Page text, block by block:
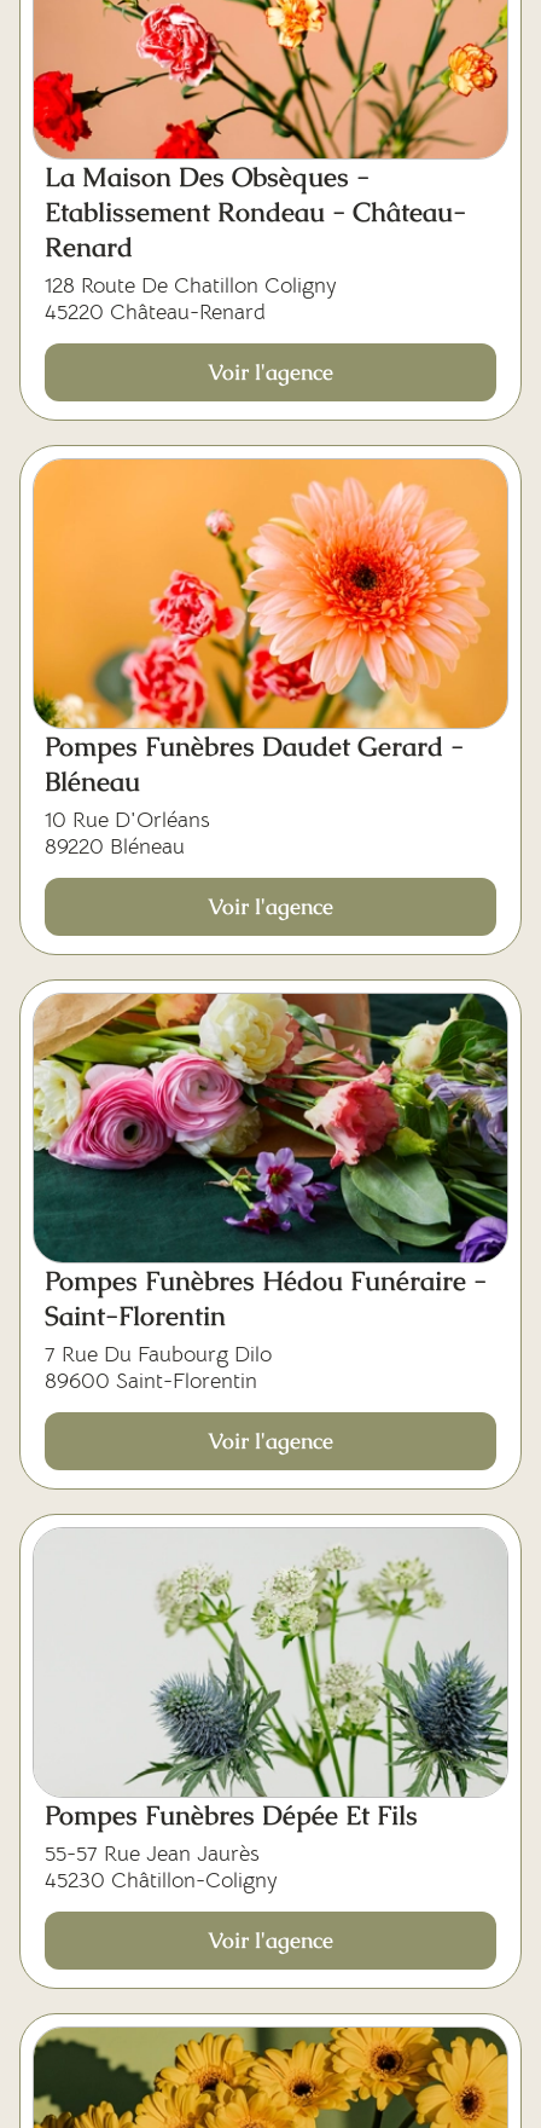
La Maison Des Obsèques -
Etablissement Rondeau - Château-
Renard
128 Route De Chatillon Coligny
45220 Château-Renard
Voir l'agence
Pompes Funèbres Daudet Gerard -
Bléneau
10 Rue D'Orléans
89220 Bléneau
Voir l'agence
Pompes Funèbres Hédou Funéraire -
Saint-Florentin
7 Rue Du Faubourg Dilo
89600 Saint-Florentin
Voir l'agence
Pompes Funèbres Dépée Et Fils
55-57 Rue Jean Jaurès
45230 Châtillon-Coligny
Voir l'agence